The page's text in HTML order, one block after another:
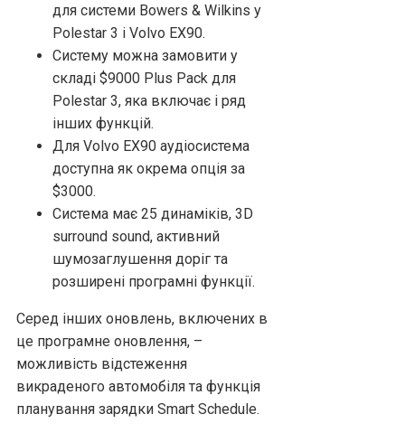
для системи Bowers & Wilkins у
Polestar 3 і Volvo EX90.
Систему можна замовити у
складі $9000 Plus Pack для
Polestar 3, яка включає і ряд
інших функцій.
Для Volvo EX90 аудіосистема
доступна як окрема опція за
$3000.
Система має 25 динаміків, 3D
surround sound, активний
шумозаглушення доріг та
розширені програмні функції.
Серед інших оновлень, включених в
це програмне оновлення, –
можливість відстеження
викраденого автомобіля та функція
планування зарядки Smart Schedule.